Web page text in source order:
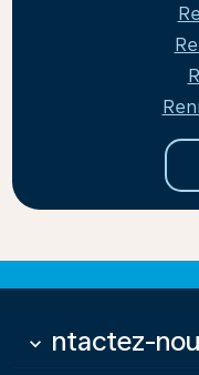
Contactez-
keyboard_arrow_down